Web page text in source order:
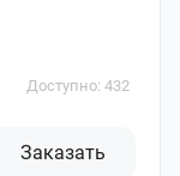
Доступно: 432
Заказать